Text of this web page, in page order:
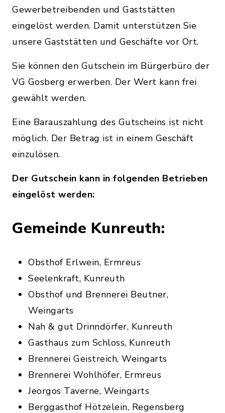
Gewerbetreibenden und Gaststätten
eingelöst werden. Damit unterstützen Sie
unsere Gaststätten und Geschäfte vor Ort.
Sie können den Gutschein im Bürgerbüro der
VG Gosberg erwerben. Der Wert kann frei
gewählt werden.
Eine Barauszahlung des Gutscheins ist nicht
möglich. Der Betrag ist in einem Geschäft
einzulösen.
Der Gutschein kann in folgenden Betrieben
eingelöst werden:
Gemeinde Kunreuth:
Obsthof Erlwein, Ermreus
Seelenkraft, Kunreuth
Obsthof und Brennerei Beutner,
Weingarts
Nah & gut Drinndörfer, Kunreuth
Gasthaus zum Schloss, Kunreuth
Brennerei Geistreich, Weingarts
Brennerei Wohlhöfer, Ermreus
Jeorgos Taverne, Weingarts
Berggasthof Hötzelein, Regensberg